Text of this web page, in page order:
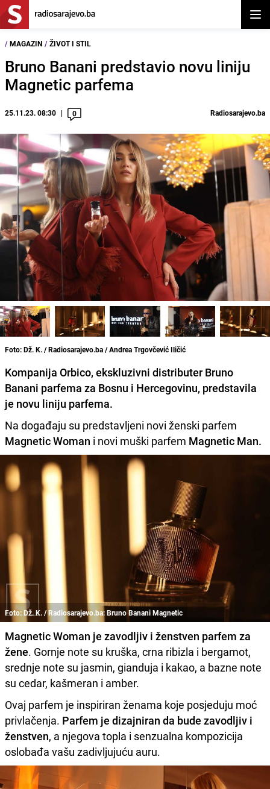
/ MAGAZIN / ŽIVOT I STIL
Bruno Banani predstavio novu liniju
Magnetic parfema
25.11.23. 08:30 0 Radiosarajevo.ba
Foto: Dž. K. / Radiosarajevo.ba / Andrea Trgovčević Iličić
Kompanija Orbico, ekskluzivni distributer Bruno
Banani parfema za Bosnu i Hercegovinu, predstavila
je novu liniju parfema.
Na događaju su predstavljeni novi ženski parfem
Magnetic Woman i novi muški parfem Magnetic Man.
Foto: Dž. K. / Radiosarajevo.ba: Bruno Banani Magnetic
Magnetic Woman je zavodljiv i ženstven parfem za
žene. Gornje note su kruška, crna ribizla i bergamot,
srednje note su jasmin, gianduja i kakao, a bazne note
su cedar, kašmeran i amber.
Ovaj parfem je inspiriran ženama koje posjeduju moć
privlačenja. Parfem je dizajniran da bude zavodljiv i
ženstven, a njegova topla i senzualna kompozicija
oslobađa vašu zadivljujuću auru.